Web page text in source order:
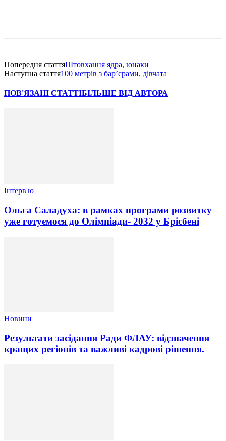
Попередня статтяШтовхання ядра, юнаки
Наступна стаття100 метрів з бар’єрами, дівчата
ПОВ'ЯЗАНІ СТАТТІБІЛЬШЕ ВІД АВТОРА
Інтерв'ю
Ольга Саладуха: в рамках програми розвитку
уже готуємося до Олімпіади- 2032 у Брісбені
Новини
Результати засідання Ради ФЛАУ: відзначення
кращих регіонів та важливі кадрові рішення.